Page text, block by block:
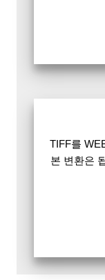
TIFF를
본 변환은